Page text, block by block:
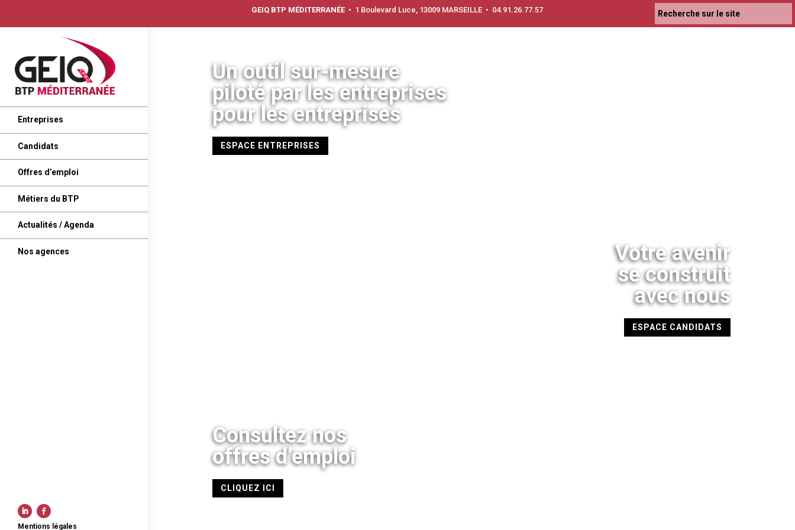
GEIQ BTP MÉDITERRANÉE • 1 Boulevard Luce, 13009 MARSEILLE • 04.91.26.77.57
Entreprises
Candidats
Offres d’emploi
Métiers du BTP
Actualités / Agenda
Nos agences
Mentions légales
Un outil sur-mesure
piloté par les entreprises
pour les entreprises
ESPACE ENTREPRISES
Votre avenir
se construit
avec nous
ESPACE CANDIDATS
Consultez nos
offres d’emploi
CLIQUEZ ICI